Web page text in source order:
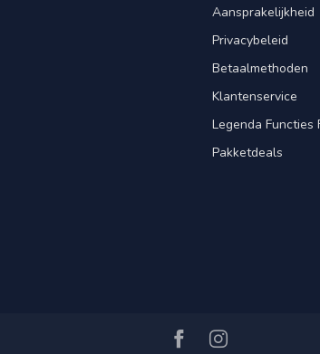
Aansprakelijkheid
Privacybeleid
Betaalmethoden
Klantenservice
Legenda Functies
Pakketdeals